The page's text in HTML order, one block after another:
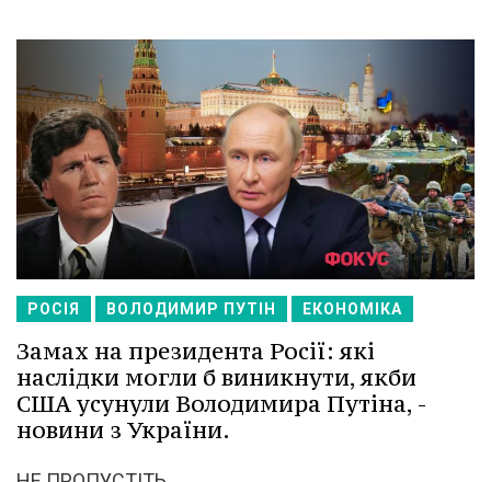
РОСІЯ ВОЛОДИМИР ПУТІН ЕКОНОМІКА
Замах на президента Росії: які
наслідки могли б виникнути, якби
США усунули Володимира Путіна, -
новини з України.